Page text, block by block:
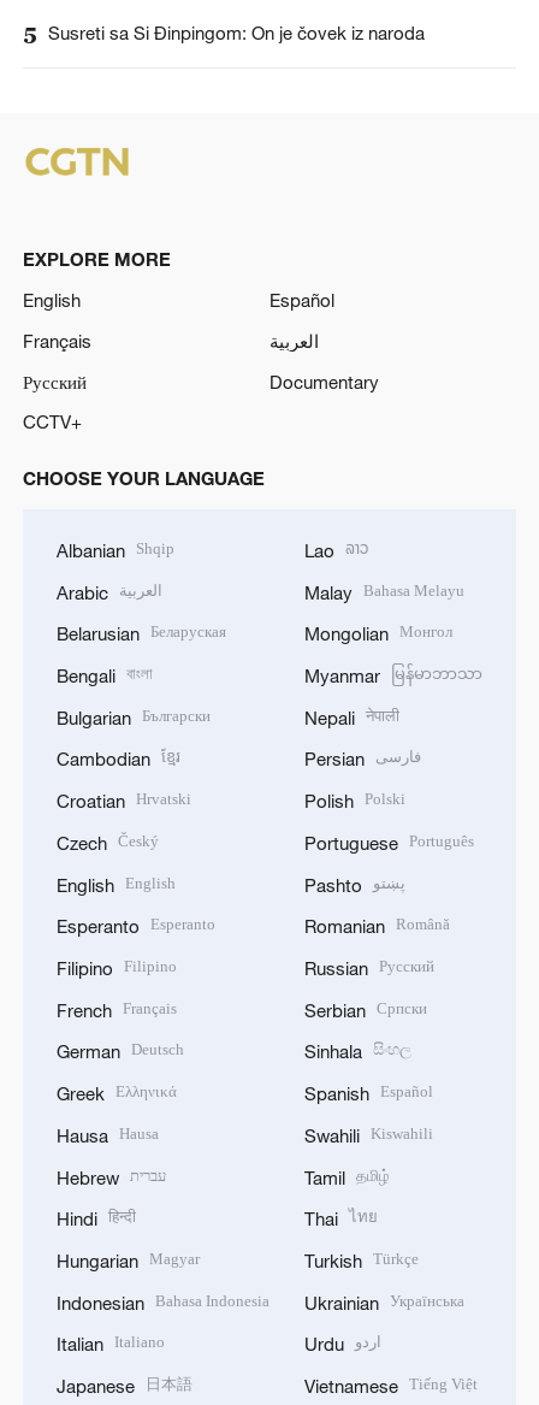
5 Susreti sa Si Đinpingom: On je čovek iz naroda
EXPLORE MORE
English
Español
Français
العربية
Русский
Documentary
CCTV+
CHOOSE YOUR LANGUAGE
Albanian Shqip
Arabic العربية
Belarusian Беларуская
Bengali বাংলা
Bulgarian Български
Cambodian ខ្មែរ
Croatian Hrvatski
Czech Český
English English
Esperanto Esperanto
Filipino Filipino
French Français
German Deutsch
Greek Ελληνικά
Hausa Hausa
Hebrew עברית
Hindi हिन्दी
Hungarian Magyar
Indonesian Bahasa Indonesia
Italian Italiano
Japanese 日本語
Lao ລາວ
Malay Bahasa Melayu
Mongolian Монгол
Myanmar မြန်မာဘာသာ
Nepali नेपाली
Persian فارسی
Polish Polski
Portuguese Português
Pashto پښتو
Romanian Română
Russian Русский
Serbian Српски
Sinhala සිංහල
Spanish Español
Swahili Kiswahili
Tamil தமிழ்
Thai ไทย
Turkish Türkçe
Ukrainian Українська
Urdu اردو
Vietnamese Tiếng Việt